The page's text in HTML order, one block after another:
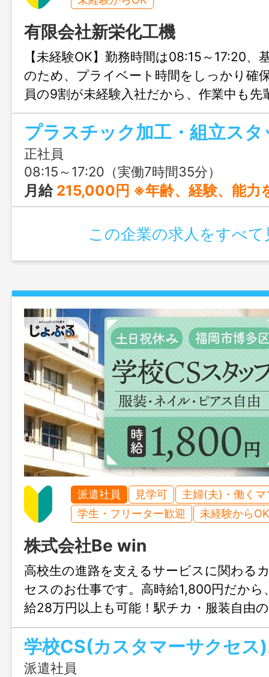
有限会社新栄化工機
【未経験OK】勤務時間は08:15～17:20、
のため、プライベート時間をしっかり確
員の9割が未経験入社だから、作業中も先
くれるなど、親身になってサポートして
が整っています。
プラスチック加工・組立スタ
正社員
08:15～17:20（実働7時間35分）
月給 215,000円 ※年齢、経験、能力を考慮の上、優遇します。 【給与内訳】 基本給 ：200,000円 皆
この企業の求人をすべて
派遣社員 見学可
主婦(夫)・働くマ
学生・フリーター歓迎
未経験からOK
株式会社Be win
高校生の進路を支えるサービスに関わる
セスのお仕事です。高時給1,800円だから
給28万円以上も可能！駅チカ・服装自由
◎お問合せのみも大歓迎、まずはじょぶ
軽にご連絡ください。
学校CS(カスタマーサクセス
派遣社員